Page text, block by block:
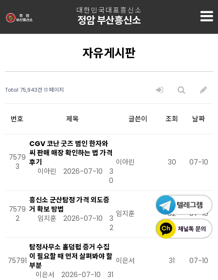
대한민국대표흥신소
정암 부산흥신소
자유게시판
Total 75,943건 11 페이지
번호 제목 글쓴이 조회 날짜
7579
3
CGV 코난 굿즈 범인 한자와
씨 판매 매장 확인하는 법 가격
후기
이아린
2026-07-10
3
0
이아린 30 07-10
7579
2
흥신소 군산탐정 가격 외도증
거 확보 방법
임지훈
2026-07-10
3
2
임지훈 32 07-10
75791
탐정사무소 홀덤펍 증거 수집
이 필요할 때 먼저 살펴봐야 할
부분
이은서
2026-07-10 31
이은서 31 07-10